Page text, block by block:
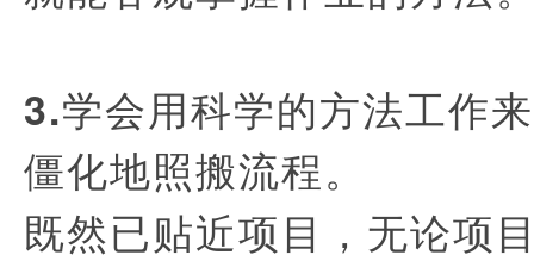
3.学会用科学的方法工作
僵化地照搬流程。
既然已贴近项目，无论项